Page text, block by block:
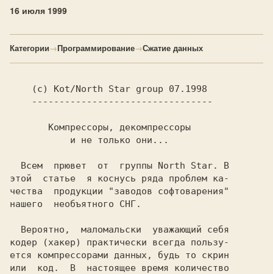
16 июля 1999
Категории→Программирование→Сжатие данных
  Всем  прювет  от  группы
North Star.
В
этой  статье  я коснусь ряда проблем ка-
чества  продукции
нaшего  необъятного СНГ.
кодер (хакер) практически всегда пользу-
ется компрессорами данных, будь то скрин
или  код.  В  настоящее время количество